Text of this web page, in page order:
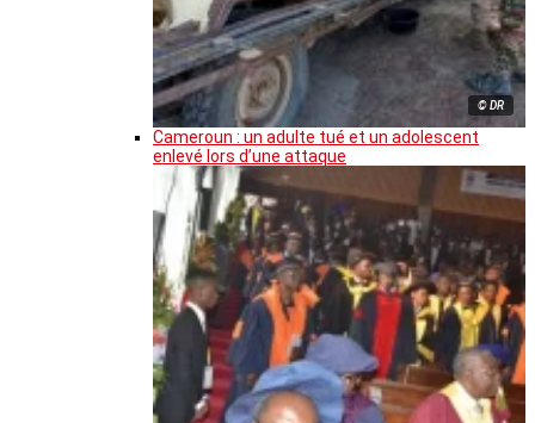
© DR
Cameroun : un adulte tué et un adolescent
enlevé lors d’une attaque